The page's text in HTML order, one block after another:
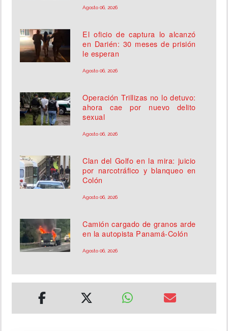
Agosto 06, 2026
El oficio de captura lo alcanzó
en Darién: 30 meses de prisión
le esperan
Agosto 06, 2026
Operación Trillizas no lo detuvo:
ahora cae por nuevo delito
sexual
Agosto 06, 2026
Clan del Golfo en la mira: juicio
por narcotráfico y blanqueo en
Colón
Agosto 06, 2026
Camión cargado de granos arde
en la autopista Panamá-Colón
Agosto 06, 2026